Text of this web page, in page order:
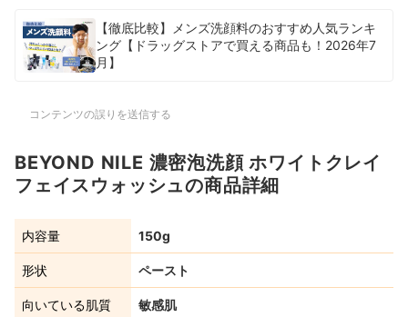
【徹底比較】メンズ洗顔料のおすすめ人気ランキ
ング【ドラッグストアで買える商品も！2026年7
月】
コンテンツの誤りを送信する
BEYOND NILE 濃密泡洗顔 ホワイトクレイ
フェイスウォッシュの商品詳細
内容量 150g
形状 ペースト
向いている肌質 敏感肌